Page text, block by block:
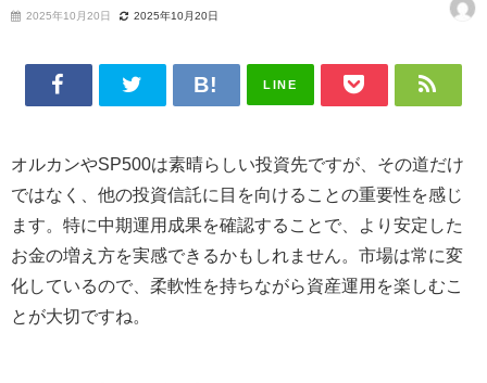
2025年10月20日 2025年10月20日
LINE
オルカンやSP500は素晴らしい投資先ですが、その道だけ
ではなく、他の投資信託に目を向けることの重要性を感じ
ます。特に中期運用成果を確認することで、より安定した
お金の増え方を実感できるかもしれません。市場は常に変
化しているので、柔軟性を持ちながら資産運用を楽しむこ
とが大切ですね。